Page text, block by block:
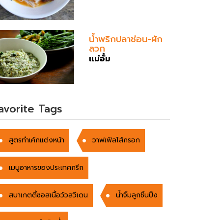
น้ำพริกปลาช่อน-ผัก
ลวก
แม่อั้ม
Tags
สูตรทำเค้กแต่งหน้า วาฟเฟิลไส้กรอก
เมนูอาหารของประเทศกรีก
สบาเกตตี้ซอสเนื้อวัวสวีเดน น้ำจิ้มลูกชิ้นปิ้ง